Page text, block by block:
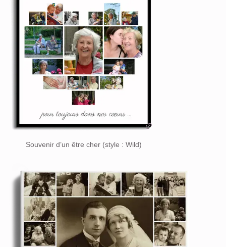
Souvenir d’un être cher (style : Wild)